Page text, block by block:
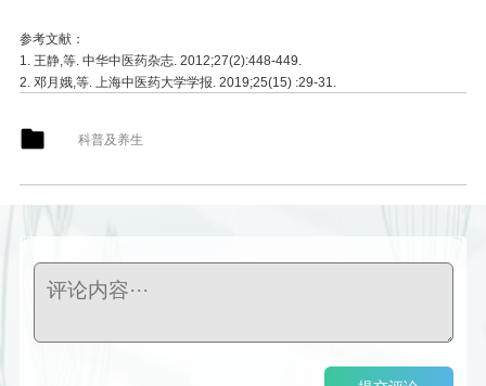
参考文献：
1. 王静,等. 中华中医药杂志. 2012;27(2):448-449.
2. 邓月娥,等. 上海中医药大学学报. 2019;25(15):29-31.
科普及养生